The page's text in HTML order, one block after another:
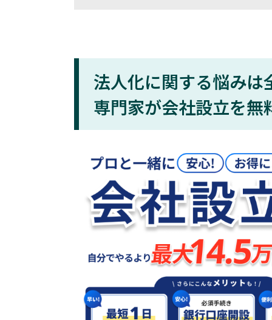
法人化に関する悩みは
専門家が会社設立を無